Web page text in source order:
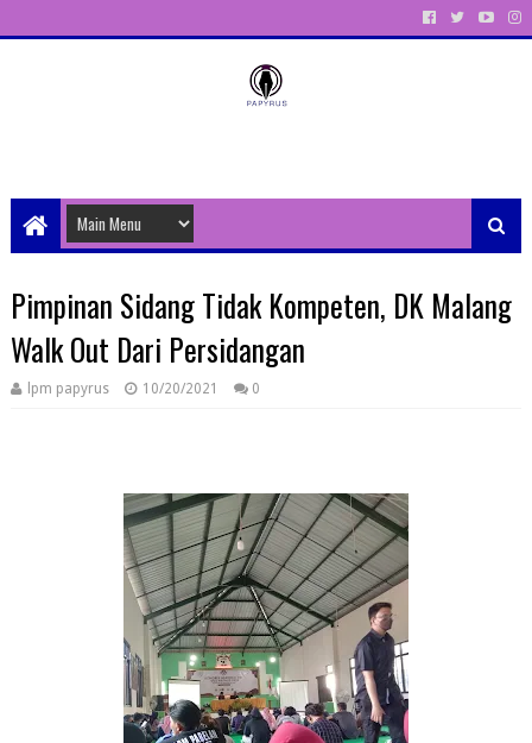
Pimpinan Sidang Tidak Kompeten, DK Malang
Walk Out Dari Persidangan
lpm papyrus 10/20/2021 0